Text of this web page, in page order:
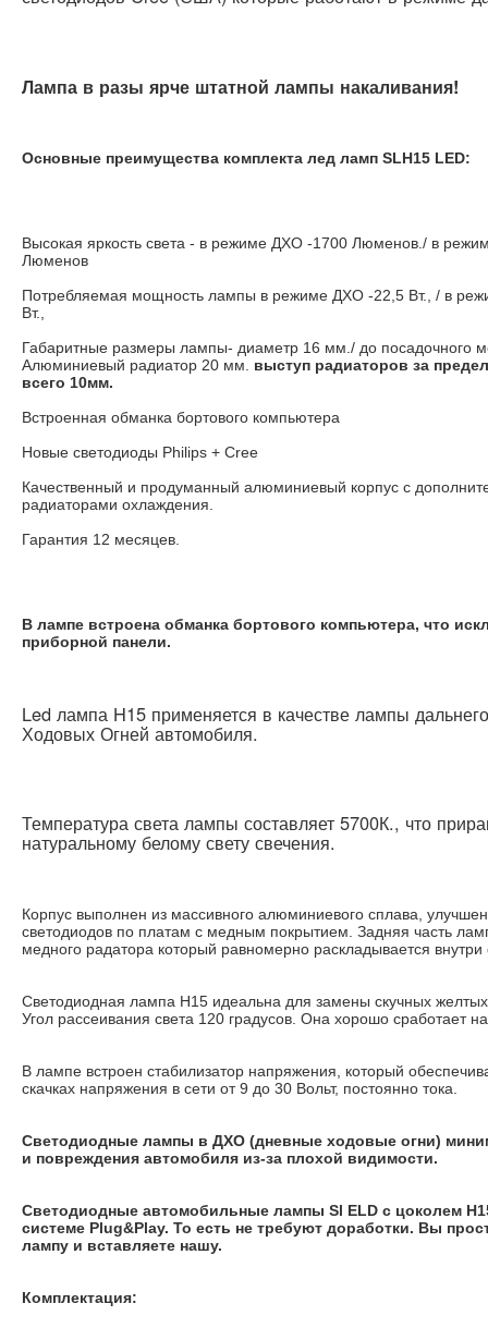
Лампа в разы ярче штатной лампы накаливания!
Основные преимущества комплекта лед ламп SLH15 LED:
Высокая яркость света - в режиме ДХО -1700 Люменов./ в
Люменов
Потребляемая мощность лампы в режиме ДХО -22,5 Вт., / в
Вт.,
Габаритные размеры лампы- диаметр 16 мм./ до посадочного
Алюминиевый радиатор 20 мм. выступ радиаторов за
всего 10мм.
Встроенная обманка бортового компьютера
Новые светодиоды Philips + Cree
Качественный и продуманный алюминиевый корпус с
радиаторами охлаждения.
Гарантия 12 месяцев.
В лампе встроена обманка бортового компьютера, что
приборной панели.
Led лампа H15 применяется в качестве лампы
Ходовых Огней автомобиля.
Температура света лампы составляет 5700К., что
натуральному белому свету свечения.
Корпус выполнен из массивного алюминиевого сплава,
светодиодов по платам с медным покрытием. Задняя часть
медного радатора который равномерно раскладывается
Светодиодная лампа H15 идеальна для замены скучных
Угол рассеивания света 120 градусов. Она хорошо сработает
В лампе встроен стабилизатор напряжения, который
скачках напряжения в сети от 9 до 30 Вольт, постоянно тока.
Светодиодные лампы в ДХО (дневные ходовые огни)
и повреждения автомобиля из-за плохой видимости.
Светодиодные автомобильные лампы Sl ELD с цоколем
системе Plug&Play. То есть не требуют доработки. Вы
лампу и вставляете нашу.
Комплектация: